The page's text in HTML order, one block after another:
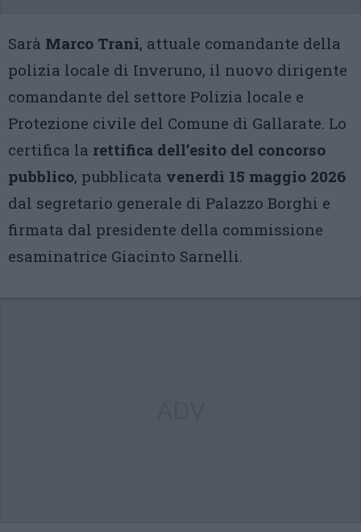
Sarà Marco Trani, attuale comandante della
polizia locale di Inveruno, il nuovo dirigente
comandante del settore Polizia locale e
Protezione civile del Comune di Gallarate. Lo
certifica la rettifica dell’esito del concorso
pubblico, pubblicata venerdì 15 maggio 2026
dal segretario generale di Palazzo Borghi e
firmata dal presidente della commissione
esaminatrice Giacinto Sarnelli.